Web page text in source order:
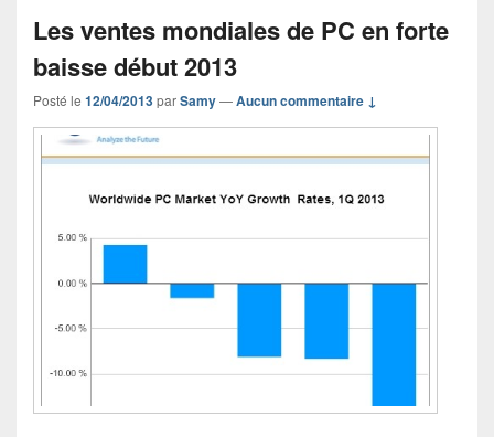
Les ventes mondiales de PC en forte
baisse début 2013
Posté le 12/04/2013parSamy—Aucun commentaire ↓